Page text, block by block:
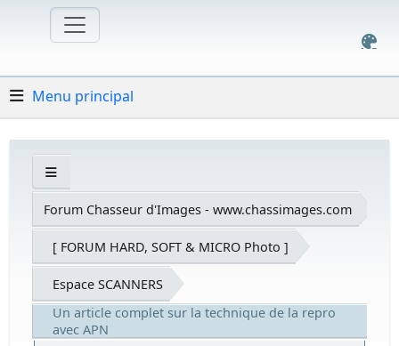
Menu principal
Forum Chasseur d'Images - www.chassimages.com
[ FORUM HARD, SOFT & MICRO Photo ]
Espace SCANNERS
Un article complet sur la technique de la repro
avec APN